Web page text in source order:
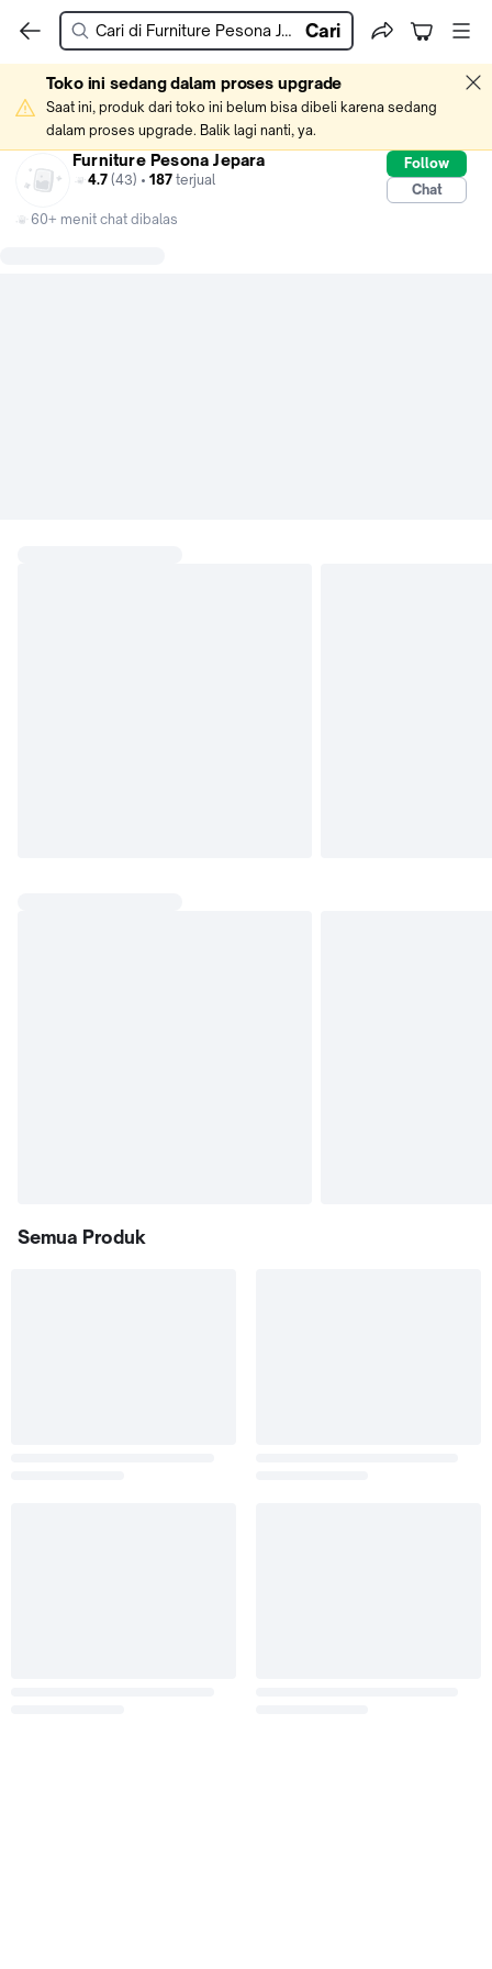
Cari
Toko ini sedang dalam proses upgrade
Saat ini, produk dari toko ini belum bisa dibeli karena sedang
dalam proses upgrade. Balik lagi nanti, ya.
Furniture Pesona Jepara
4.7 (43) • 187 terjual
Follow
Chat
60+ menit chat dibalas
Semua Produk